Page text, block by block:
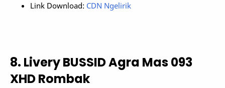
Link Download: CDN Ngelirik
8. Livery BUSSID Agra Mas 093
XHD Rombak